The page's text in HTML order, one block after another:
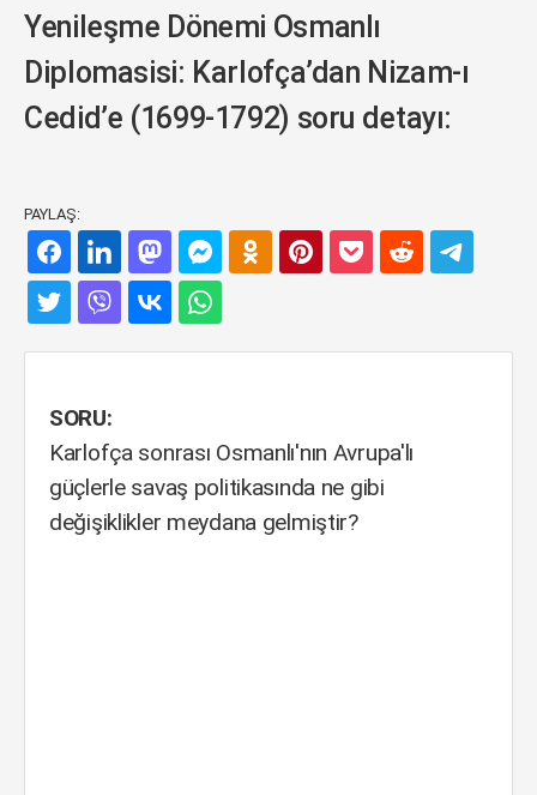
Yenileşme Dönemi Osmanlı
Diplomasisi: Karlofça’dan Nizam-ı
Cedid’e (1699-1792) soru detayı:
PAYLAŞ:
SORU:
Karlofça sonrası Osmanlı'nın Avrupa'lı
güçlerle savaş politikasında ne gibi
değişiklikler meydana gelmiştir?